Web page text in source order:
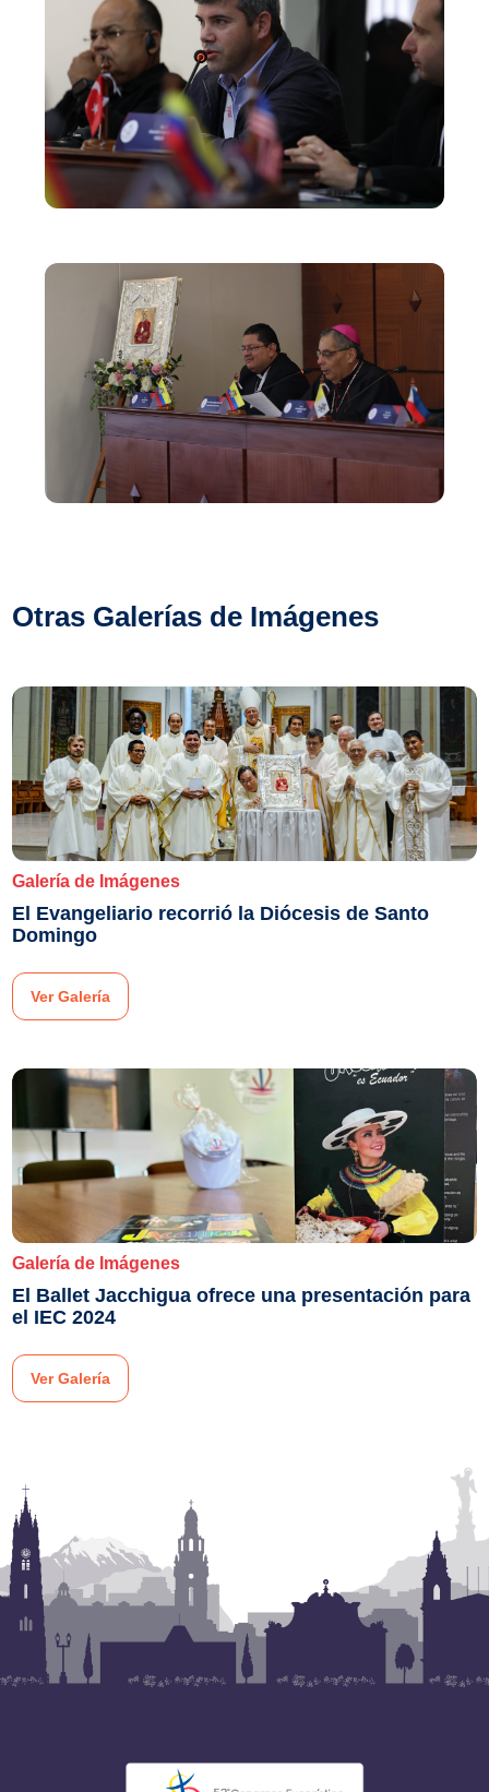
Otras Galerías de Imágenes
Galería de Imágenes
El Evangeliario recorrió la Diócesis de Santo
Domingo
Ver Galería
Galería de Imágenes
El Ballet Jacchigua ofrece una presentación para
el IEC 2024
Ver Galería